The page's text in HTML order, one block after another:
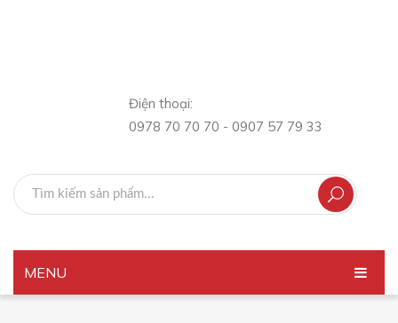
Điện thoại:
0978 70 70 70 - 0907 57 79 33
MENU